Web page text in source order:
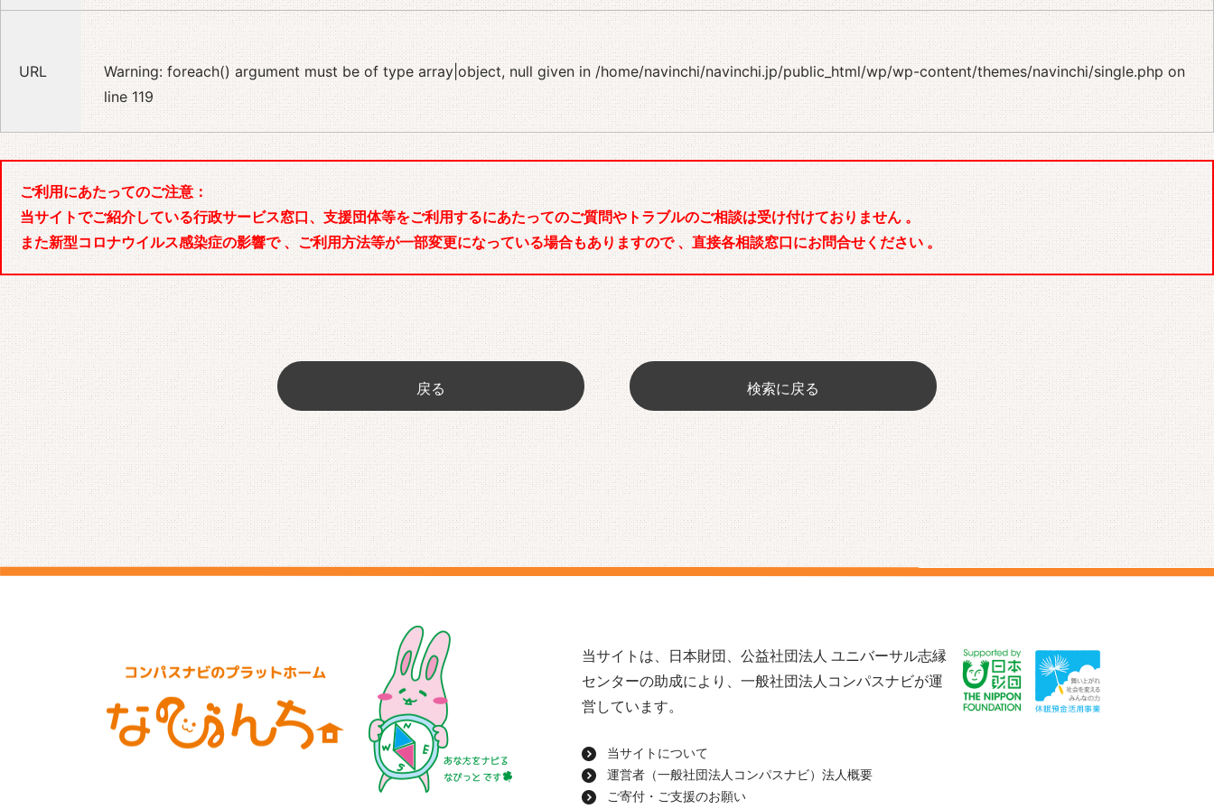
URL Warning: foreach() argument must be of type array|object, null given in/home/navinchi/navinchi.jp/public_html/wp/wp-content/themes/navinchi/single.php on
line119
ご利用にあたってのご注意：
当サイトでご紹介している行政サービス窓口、支援団体等をご利用するにあたってのご質問やトラブルのご相談は受け付けておりません 。
また新型コロナウイルス感染症の影響で 、ご利用方法等が一部変更になっている場合もありますので 、直接各相談窓口にお問合せください 。
戻る 検索に戻る
当サイトは、日本財団、公益社団法人 ユニバーサル志縁
センターの助成により、一般社団法人コンパスナビが運
営しています。
当サイトについて
運営者（一般社団法人コンパスナビ）法人概要
ご寄付・ご支援のお願い